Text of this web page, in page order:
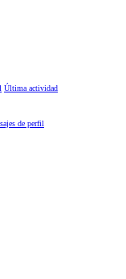
Última actividad
de perfil